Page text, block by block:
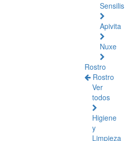
Sensilis
Apivita
Nuxe
Rostro
Rostro
Ver
todos
Higiene
y
Limpieza